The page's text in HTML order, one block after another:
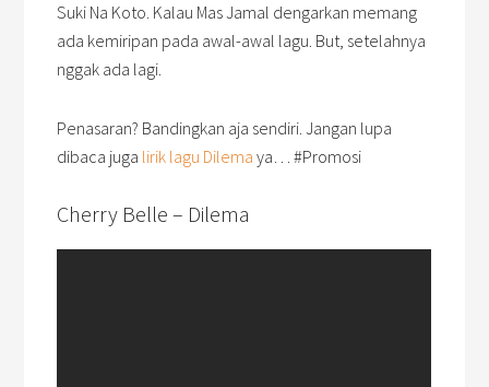
Suki Na Koto. Kalau Mas Jamal dengarkan memang
ada kemiripan pada awal-awal lagu. But, setelahnya
nggak ada lagi.
Penasaran? Bandingkan aja sendiri. Jangan lupa
dibaca juga lirik lagu Dilema ya… #Promosi
Cherry Belle – Dilema